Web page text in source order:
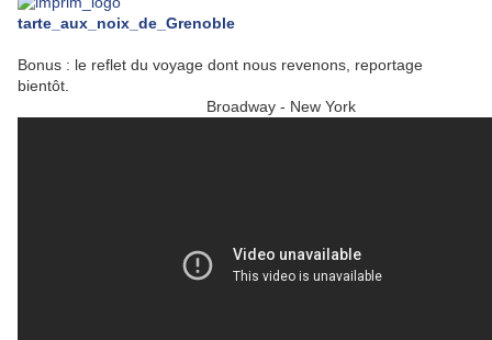
tarte_aux_noix_de_Grenoble
Bonus : le reflet du voyage dont nous revenons, reportage
bientôt.
Broadway - New York